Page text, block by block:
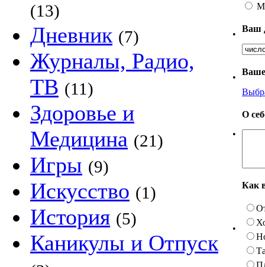
(13)
Дневник (7)
Журналы, Радио,
ТВ (11)
Здоровье и
Медицина (21)
Игры (9)
Искусство (1)
История (5)
Каникулы и Отпуск
•
Ваш
•
Ваше
•
О
•
Как